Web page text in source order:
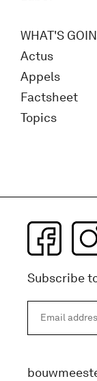
WHAT'S
Actus
Appels
Factsheet
Topics
Subscribe